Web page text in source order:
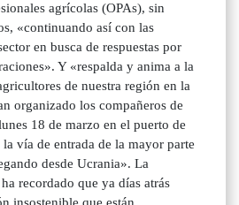
agrícolas (OPAs), sin
«continuando así con las
en busca de respuestas por
Y «respalda y anima a la
de nuestra región en la
organizado los compañeros de
18 de marzo en el puerto de
la vía de entrada de la mayor parte
desde Ucrania». La
recordado que ya días atrás